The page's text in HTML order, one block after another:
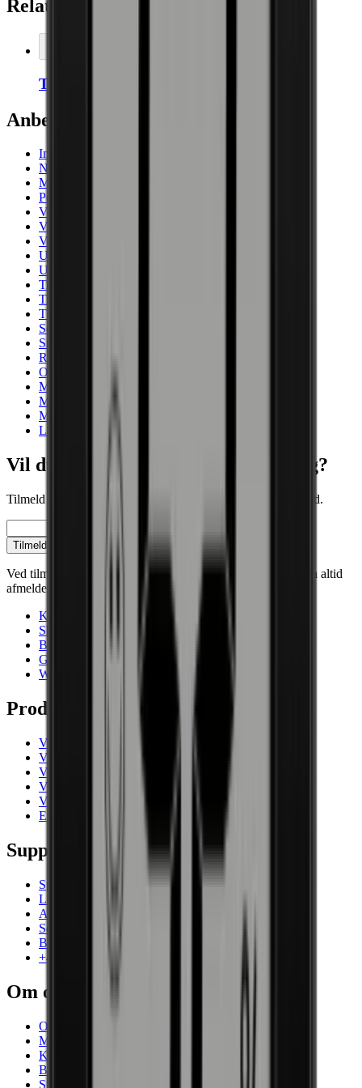
Relaterede tilbehør
Thermopro Termometer/Hygrometer
Anbefalede kategorier
Imperial
Noble
Majestic
Pevino
Vinkøleskab
Vinopbevaringsskab
Vestfrost
Under bordpladen
Under 90 Cm
Træ
Til indbygning
Thermocold
Sort
Små vinkøleskabe
Rustfrit stål
Over 131 Flasker
Multizoner
Modningsskab
Med Mindst Bredde
Lavt støjniveau
Vil du blive klogere på vinopbevaring?
Tilmeld dig vores nyhedsbrev med tips, guides og gode tilbud.
Tilmeld
Ved tilmelding accepterer du vores persondatapolitik. Du kan altid
afmelde dig igen.
Kontakt
Showrooms
Blog
Gavekort
Wiki
Produkter
Vinkøleskab
Vinreoler
Vinmøbler
Vintønder
Vintilbehør
Erhverv
Support
Spørgsmål og svar
Levering og returnering
Afhentning af varer
Service
Betaling
+45 71 99 33 44
Om os
Om Wineandbarrels
Medarbejdere
Karriere
Black Friday
Singles Day